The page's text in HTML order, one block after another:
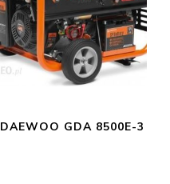
DAEWOO GDA 8500E-3